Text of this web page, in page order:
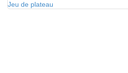
Jeu de plateau